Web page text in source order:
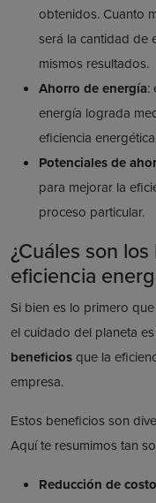
obtenidos. Cuanto
será la cantidad de
mismos resultados.
Ahorro de energía:
energía lograda
eficiencia
Potenciales de
para mejorar la
proceso particular.
¿Cuáles son
eficiencia
Si bien es lo primero
el cuidado del planeta
beneficiosque la
empresa.
Estos beneficios son
Aquí te resumimos tan
Reducción de